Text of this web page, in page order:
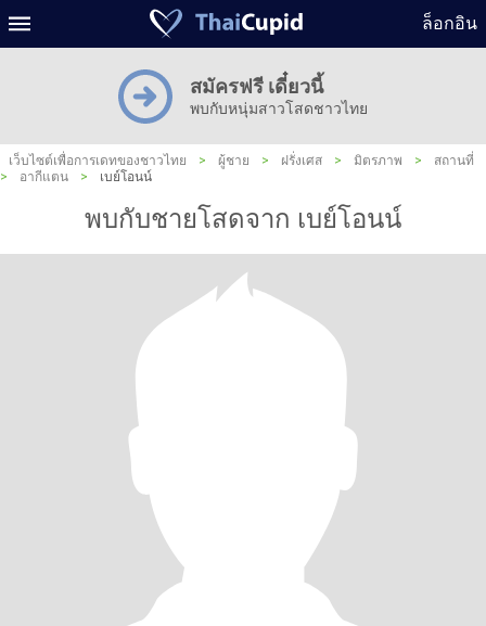
ล็อกอิน
สมัครฟรี เดี๋ยวนี้
พบกับหนุ่มสาวโสดชาวไทย
เว็บไซต์เพื่อการเดทของชาวไทย > ผู้ชาย > ฝรั่งเศส > มิตรภาพ >
สถานที่
>
อากีแตน > เบย์โอนน์
พบกับชายโสดจาก เบย์โอนน์